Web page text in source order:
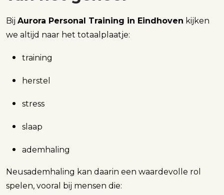
Bij Aurora Personal Training in Eindhoven kijken
we altijd naar het totaalplaatje:
training
herstel
stress
slaap
ademhaling
Neusademhaling kan daarin een waardevolle rol
spelen, vooral bij mensen die: